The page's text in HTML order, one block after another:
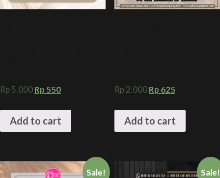
Rp5.000Rp 550
Add to cart
Rp2.000Rp 625
Add to cart
Sale! Sale!